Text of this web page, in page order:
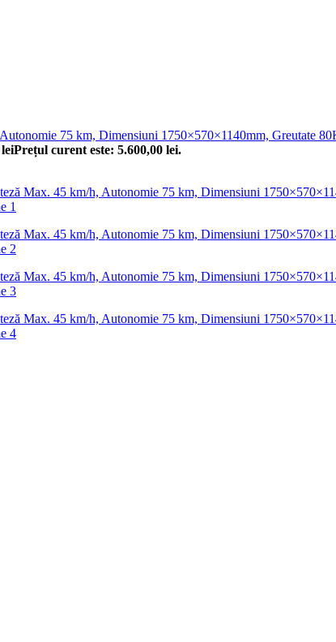
75 km, Dimensiuni 1750×570×1140mm, Greutate
leiPrețul curent este: 5.600,00 lei.